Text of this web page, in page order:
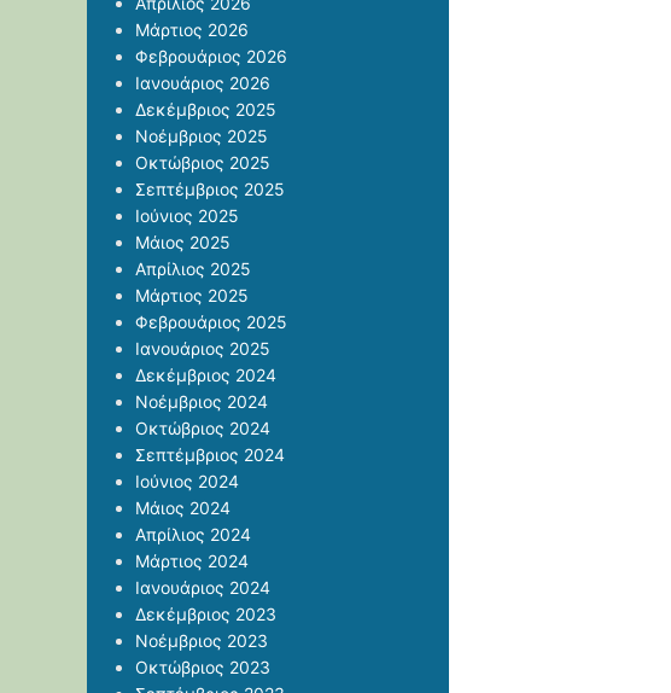
Μάρτιος 2026
Φεβρουάριος 2026
Ιανουάριος 2026
Δεκέμβριος 2025
Νοέμβριος 2025
Οκτώβριος 2025
Σεπτέμβριος 2025
Ιούνιος 2025
Μάιος 2025
Απρίλιος 2025
Μάρτιος 2025
Φεβρουάριος 2025
Ιανουάριος 2025
Δεκέμβριος 2024
Νοέμβριος 2024
Οκτώβριος 2024
Σεπτέμβριος 2024
Ιούνιος 2024
Μάιος 2024
Απρίλιος 2024
Μάρτιος 2024
Ιανουάριος 2024
Δεκέμβριος 2023
Νοέμβριος 2023
Οκτώβριος 2023